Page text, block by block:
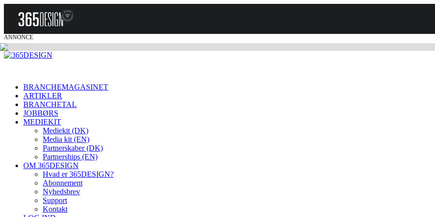
ANNONCE
BRANCHEMAGASINET
ARTIKLER
BRANCHETAL
JOBBØRS
MEDIEKIT
Mediekit (DK)
Media kit (EN)
Partnerskaber (DK)
Partnerships (EN)
OM 365DESIGN
Hvad er 365DESIGN?
Abonnement
Nyhedsbrev
Support
Kontakt